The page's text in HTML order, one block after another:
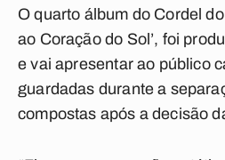
O quarto álbum do Cordel
ao Coração do Sol’, foi
e vai apresentar ao público
guardadas durante a
compostas após a decisão